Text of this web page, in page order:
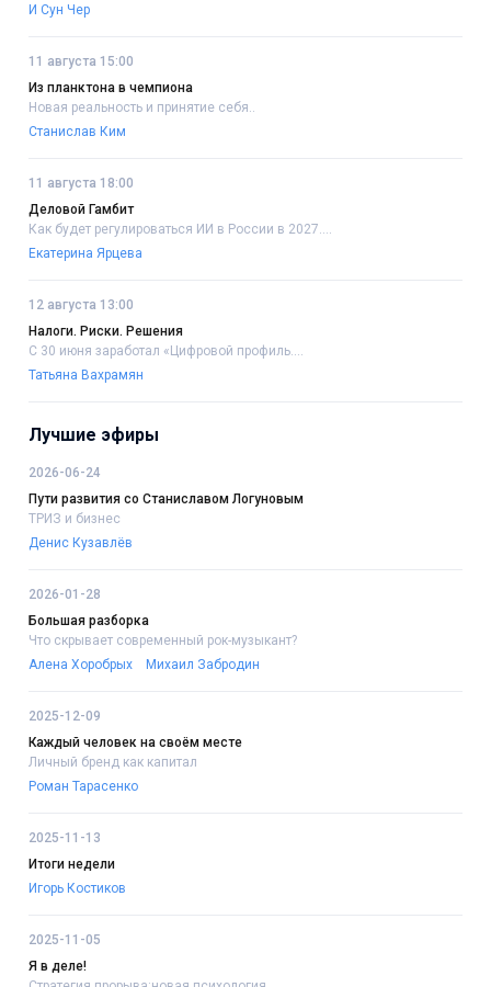
И Сун Чер
11 августа 15:00
Из планктона в чемпиона
Новая реальность и принятие себя..
Станислав Ким
11 августа 18:00
Деловой Гамбит
Как будет регулироваться ИИ в России в 2027....
Екатерина Ярцева
12 августа 13:00
Налоги. Риски. Решения
С 30 июня заработал «Цифровой профиль....
Татьяна Вахрамян
Лучшие эфиры
2026-06-24
Пути развития со Станиславом Логуновым
ТРИЗ и бизнес
Денис Кузавлёв
2026-01-28
Большая разборка
Что скрывает современный рок-музыкант?
Алена Хоробрых
Михаил Забродин
2025-12-09
Каждый человек на своём месте
Личный бренд как капитал
Роман Тарасенко
2025-11-13
Итоги недели
Игорь Костиков
2025-11-05
Я в деле!